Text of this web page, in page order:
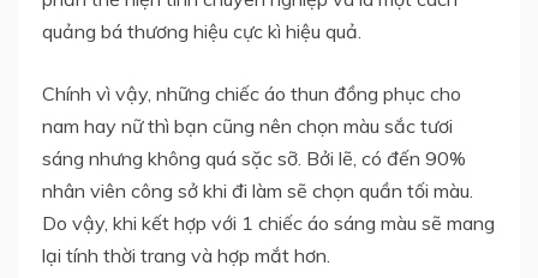
quảng bá thương hiệu cực kì hiệu quả.
Chính vì vậy, những chiếc áo thun đồng phục cho
nam hay nữ thì bạn cũng nên chọn màu sắc tươi
sáng nhưng không quá sặc sỡ. Bởi lẽ, có đến 90%
nhân viên công sở khi đi làm sẽ chọn quần tối màu.
Do vậy, khi kết hợp với 1 chiếc áo sáng màu sẽ mang
lại tính thời trang và hợp mắt hơn.